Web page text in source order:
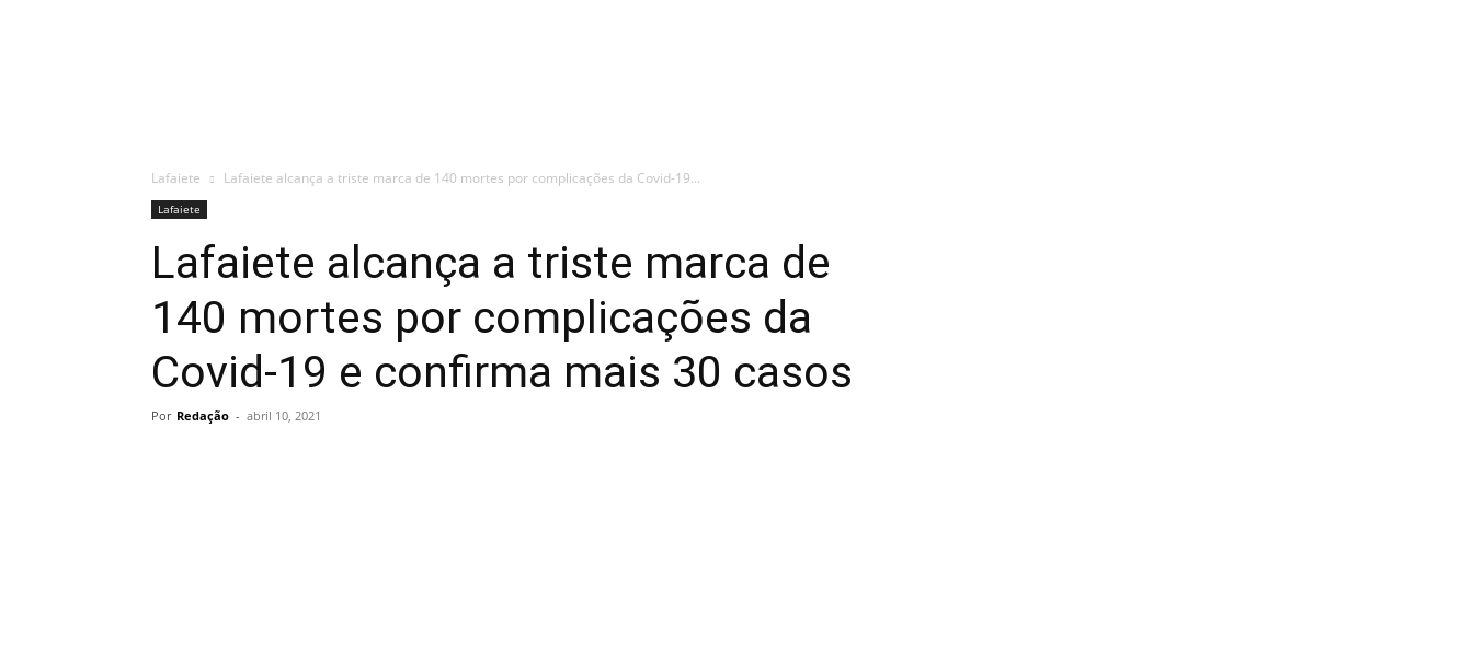
Lafaiete Lafaiete alcança a triste marca de 140 mortes por complicações da Covid-19...
Lafaiete
Lafaiete alcança a triste marca de
140 mortes por complicações da
Covid-19 e confirma mais 30 casos
Por Redação - abril 10, 2021